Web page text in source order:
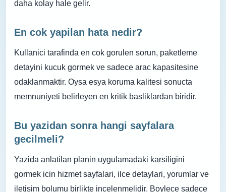
daha kolay hale gelir.
En cok yapilan hata nedir?
Kullanici tarafinda en cok gorulen sorun, paketleme
detayini kucuk gormek ve sadece arac kapasitesine
odaklanmaktir. Oysa esya koruma kalitesi sonucta
memnuniyeti belirleyen en kritik basliklardan biridir.
Bu yazidan sonra hangi sayfalara
gecilmeli?
Yazida anlatilan planin uygulamadaki karsiligini
gormek icin hizmet sayfalari, ilce detaylari, yorumlar ve
iletisim bolumu birlikte incelenmelidir. Boylece sadece